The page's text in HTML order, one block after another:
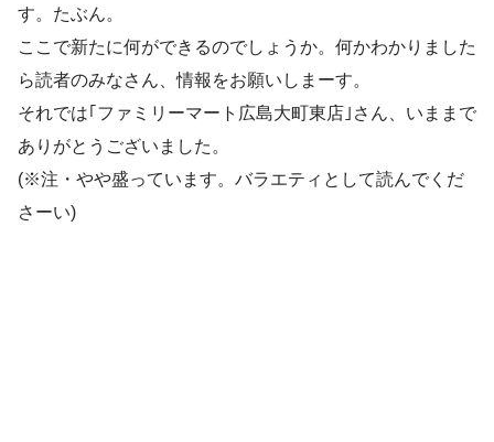
す。たぶん。
ここで新たに何ができるのでしょうか。何かわかりました
ら読者のみなさん、情報をお願いしまーす。
それでは｢ファミリーマート広島大町東店｣さん、いままで
ありがとうございました。
(※注・やや盛っています。バラエティとして読んでくだ
さーい)